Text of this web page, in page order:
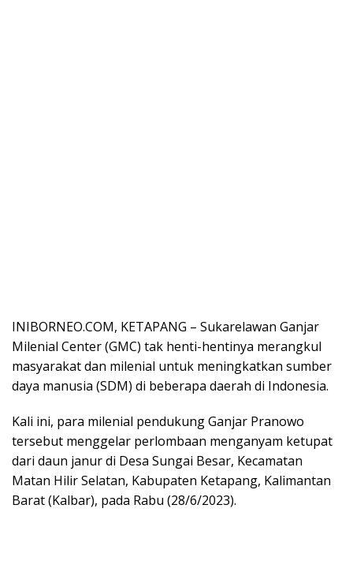
INIBORNEO.COM, KETAPANG – Sukarelawan Ganjar
Milenial Center (GMC) tak henti-hentinya merangkul
masyarakat dan milenial untuk meningkatkan sumber
daya manusia (SDM) di beberapa daerah di Indonesia.
Kali ini, para milenial pendukung Ganjar Pranowo
tersebut menggelar perlombaan menganyam ketupat
dari daun janur di Desa Sungai Besar, Kecamatan
Matan Hilir Selatan, Kabupaten Ketapang, Kalimantan
Barat (Kalbar), pada Rabu (28/6/2023).